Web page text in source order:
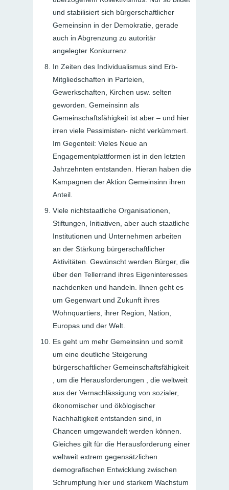
und stabilisiert sich bürgerschaftlicher
Gemeinsinn in der Demokratie, gerade
auch in Abgrenzung zu autoritär
angelegter Konkurrenz.
In Zeiten des Individualismus sind Erb-
Mitgliedschaften in Parteien,
Gewerkschaften, Kirchen usw. selten
geworden. Gemeinsinn als
Gemeinschaftsfähigkeit ist aber – und hier
irren viele Pessimisten- nicht verkümmert.
Im Gegenteil: Vieles Neue an
Engagementplattformen ist in den letzten
Jahrzehnten entstanden. Hieran haben die
Kampagnen der Aktion Gemeinsinn ihren
Anteil.
Viele nichtstaatliche Organisationen,
Stiftungen, Initiativen, aber auch staatliche
Institutionen und Unternehmen arbeiten
an der Stärkung bürgerschaftlicher
Aktivitäten. Gewünscht werden Bürger, die
über den Tellerrand ihres Eigeninteresses
nachdenken und handeln. Ihnen geht es
um Gegenwart und Zukunft ihres
Wohnquartiers, ihrer Region, Nation,
Europas und der Welt.
Es geht um mehr Gemeinsinn und somit
um eine deutliche Steigerung
bürgerschaftlicher Gemeinschaftsfähigkeit
, um die Herausforderungen , die weltweit
aus der Vernachlässigung von sozialer,
ökonomischer und ökölogischer
Nachhaltigkeit entstanden sind, in
Chancen umgewandelt werden können.
Gleiches gilt für die Herausforderung einer
weltweit extrem gegensätzlichen
demografischen Entwicklung zwischen
Schrumpfung hier und starkem Wachstum